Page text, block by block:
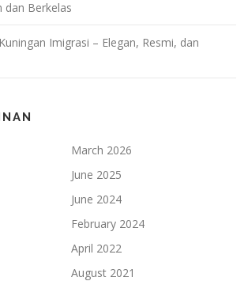
dan Berkelas
Imigrasi – Elegan, Resmi, dan
March 2026
June 2025
June 2024
February 2024
April 2022
August 2021